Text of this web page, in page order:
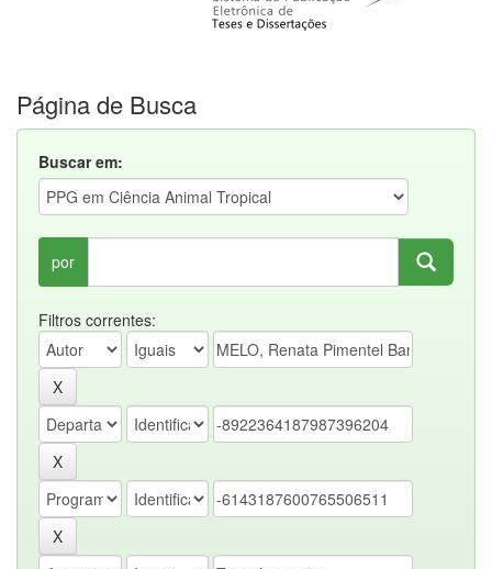
Página de Busca
Buscar em:
por
Filtros correntes: